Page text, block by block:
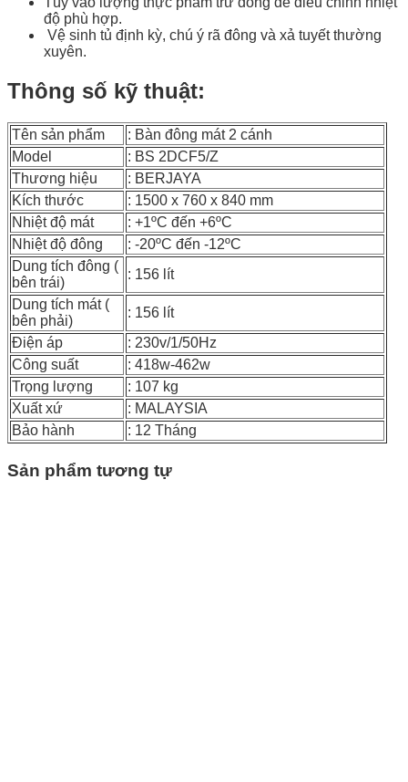
độ phù hợp.
Vệ sinh tủ định kỳ, chú ý rã đông và xả tuyết thường
xuyên.
Thông số kỹ thuật:
Tên sản phẩm
: Bàn đông mát 2 cánh
Model
: BS 2DCF5/Z
Thương hiệu
: BERJAYA
Kích thước
: 1500 x 760 x 840 mm
Nhiệt độ mát
: +1ºC đến +6ºC
Nhiệt độ đông
: -20ºC đến -12ºC
Dung tích đông (
bên trái)
: 156 lít
Dung tích mát (
bên phải)
: 156 lít
Điện áp
: 230v/1/50Hz
Công suất
: 418w-462w
Trọng lượng
: 107 kg
Xuất xứ
: MALAYSIA
Bảo hành
: 12 Tháng
Sản phẩm tương tự